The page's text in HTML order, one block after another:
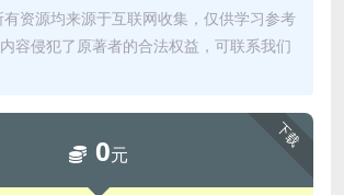
资源均来源于互联网收集，仅供学习参考
容侵犯了原著者的合法权益，可联系我们
下载
0元